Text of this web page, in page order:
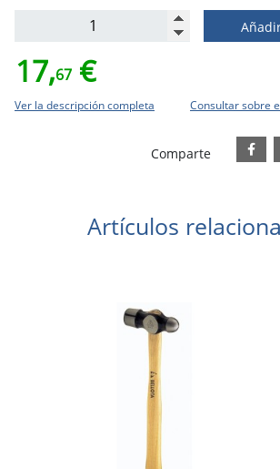
17,67 €
Ver la descripción completa Consultar sobre
Comparte
Artículos